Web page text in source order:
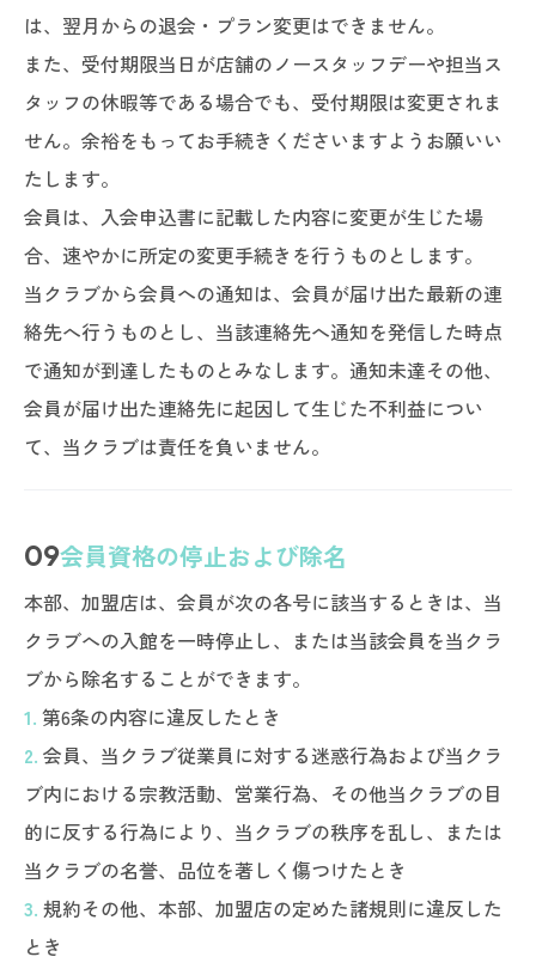
は、翌月からの退会・プラン変更はできません。
また、受付期限当日が店舗のノースタッフデーや担当ス
タッフの休暇等である場合でも、受付期限は変更されま
せん。余裕をもってお手続きくださいますようお願いい
たします。
会員は、入会申込書に記載した内容に変更が生じた場
合、速やかに所定の変更手続きを行うものとします。
当クラブから会員への通知は、会員が届け出た最新の連
絡先へ行うものとし、当該連絡先へ通知を発信した時点
で通知が到達したものとみなします。通知未達その他、
会員が届け出た連絡先に起因して生じた不利益につい
て、当クラブは責任を負いません。
09会員資格の停止および除名
本部、加盟店は、会員が次の各号に該当するときは、当
クラブへの入館を一時停止し、または当該会員を当クラ
ブから除名することができます。
1. 第6条の内容に違反したとき
2. 会員、当クラブ従業員に対する迷惑行為および当クラ
ブ内における宗教活動、営業行為、その他当クラブの目
的に反する行為により、当クラブの秩序を乱し、または
当クラブの名誉、品位を著しく傷つけたとき
3. 規約その他、本部、加盟店の定めた諸規則に違反した
とき